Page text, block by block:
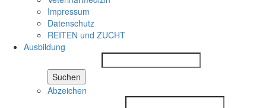
Impressum
Datenschutz
REITEN und ZUCHT
Ausbildung
Suchen
Abzeichen